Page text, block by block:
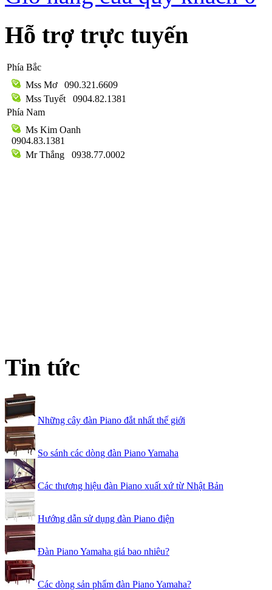
Hỗ trợ trực tuyến
Phía Bắc
Mss Mơ
090.321.6609
Mss Tuyết
0904.82.1381
Phía Nam
Ms Kim Oanh
0904.83.1381
Mr Thắng
0938.77.0002
Tin tức
Những cây đàn Piano đắt nhất thế giới
So sánh các dòng đàn Piano Yamaha
Các thương hiệu đàn Piano xuất xứ từ Nhật Bản
Hướng dẫn sử dụng đàn Piano điện
Đàn Piano Yamaha giá bao nhiêu?
Các dòng sản phẩm đàn Piano Yamaha?